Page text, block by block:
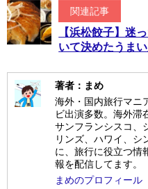
関連記事
【浜松餃子】迷
いて決めたうま
著者：まめ
海外・国内旅行マニ
ビ出演多数。海外滞
サンフランシスコ、
リンズ、ハワイ、シ
に、旅行に役立つ情
報を配信してます。
まめのプロフィール